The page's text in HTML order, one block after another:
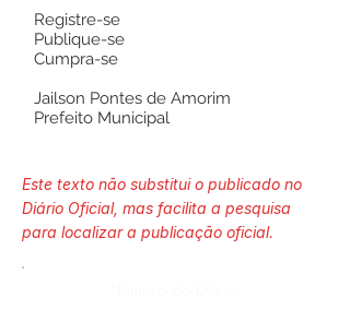
Registre-se
Publique-se
Cumpra-se
Jailson Pontes de Amorim
Prefeito Municipal
Este texto não substitui o publicado no
Diário Oficial, mas facilita a pesquisa
para localizar a publicação oficial.